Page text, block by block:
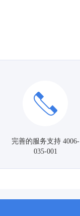
完善的服务支持 4006-
035-001